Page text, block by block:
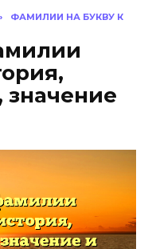
ФАМИЛИИ НА БУКВУ К